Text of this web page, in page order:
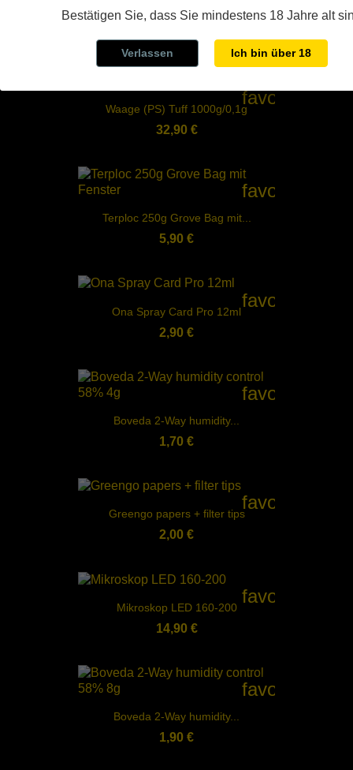
Papers + Filter
3,00 €
Waage (PS) Tuff 1000g/0,1g
32,90 €
Terploc 250g Grove Bag mit...
5,90 €
Ona Spray Card Pro 12ml
2,90 €
Boveda 2-Way humidity...
1,70 €
Greengo papers + filter tips
2,00 €
Mikroskop LED 160-200
14,90 €
Boveda 2-Way humidity...
1,90 €
Bestätigen Sie, dass Sie mindestens 18 Jahre alt
Verlassen Ich bin über 18